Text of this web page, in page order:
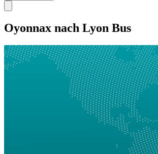
Oyonnax nach Lyon Bus